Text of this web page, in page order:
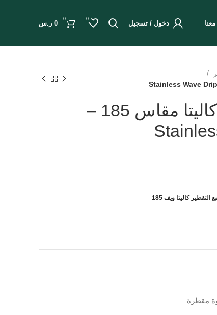
دخول / تسجيل
0
0
0 ر.س
أداة التحضير من كاليتا مقاس 185 –
التقطير كاليتا ويف 185
مقطرة